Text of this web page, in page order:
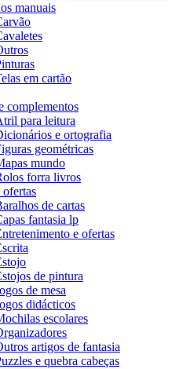
manuais
em cartão
complementos
para leitura
e ortografia
geométricas
mundo
forra livros
ofertas
de cartas
fantasia lp
e ofertas
de pintura
de mesa
didácticos
escolares
artigos de fantasia
e quebra cabeças